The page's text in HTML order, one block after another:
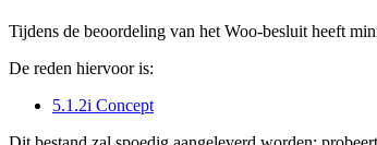
Tijdens de beoordeling van het Woo-besluit heeft
De reden hiervoor is:
5.1.2i Concept